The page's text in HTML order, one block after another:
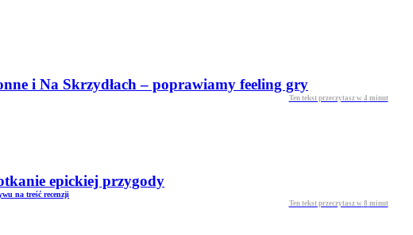
i Na Skrzydłach – poprawiamy feeling gry
Ten tekst przeczytasz w 4 minut
epickiej przygody
na treść recenzji
Ten tekst przeczytasz w 8 minut